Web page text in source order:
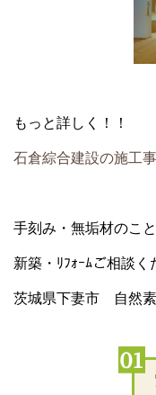
もっと詳しく！！
石倉綜合建設の施工
手刻み・無垢材のこ
新築・ﾘﾌｫｰﾑご相談く
茨城県下妻市 自然